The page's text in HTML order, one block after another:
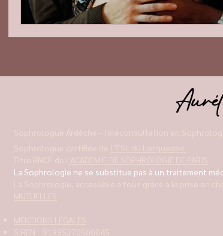
La Sophrologie ne se substitue pas à un traitement